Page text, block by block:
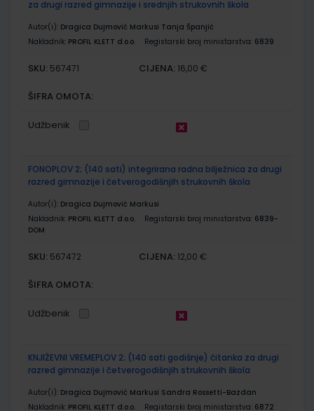
za drugi razred gimnazije i srednjih strukovnih škola
Autor(i): Dragica Dujmović Markusi Tanja Španjić
Nakladnik: PROFIL KLETT d.o.o. Registarski broj ministarstva: 6839
SKU: 567471 CIJENA: 16,00 €
ŠIFRA OMOTA:
Udžbenik
FONOPLOV 2; (140 sati) integrirana radna bilježnica za drugi
razred gimnazije i četverogodišnjih strukovnih škola
Autor(i): Dragica Dujmović Markusi
Nakladnik: PROFIL KLETT d.o.o. Registarski broj ministarstva: 6839-
DOM
SKU: 567472 CIJENA: 12,00 €
ŠIFRA OMOTA:
Udžbenik
KNJIŽEVNI VREMEPLOV 2; (140 sati godišnje) čitanka za drugi
razred gimnazije i četverogodišnjih strukovnih škola
Autor(i): Dragica Dujmović Markusi Sandra Rossetti-Bazdan
Nakladnik: PROFIL KLETT d.o.o. Registarski broj ministarstva: 6872